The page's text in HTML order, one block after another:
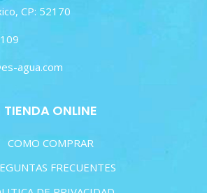
CP: 52170
agua.com
TIENDA ONLINE
COMO COMPRAR
FRECUENTES